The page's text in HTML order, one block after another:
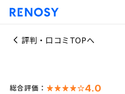
評判・口コミTOPへ
総合評価： 4.0